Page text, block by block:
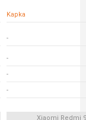
Kapka
-
-
-
-
Xiaomi Redmi